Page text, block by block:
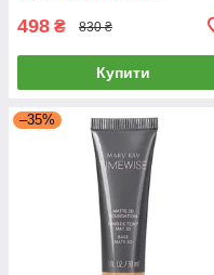
498 ₴ 830 ₴
Купити
–35%